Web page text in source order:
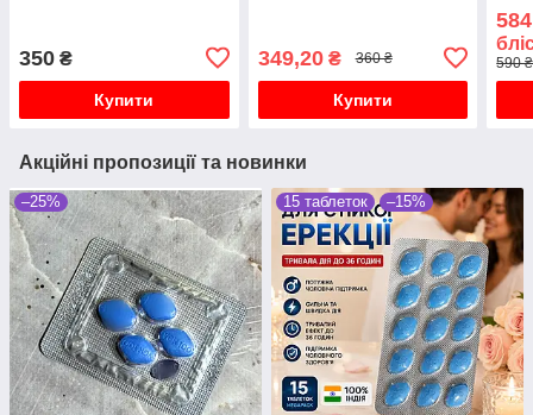
350 ₴
Купити
349,20₴ 360 ₴
Купити
590
Акційні пропозиції та новинки
–25% 15 таблеток –15%